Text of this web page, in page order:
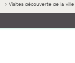
> Visites découverte de la ville